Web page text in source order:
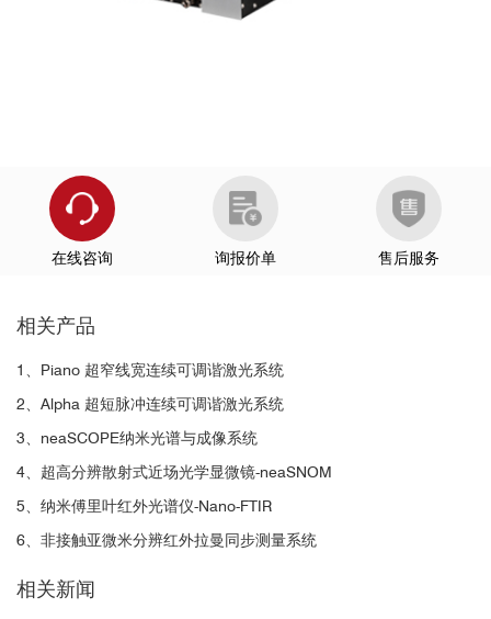
Nat. Commun.
在线咨询 询报价单 售后服务
相关产品
1、Piano 超窄线宽连续可调谐激光系统
2、Alpha 超短脉冲连续可调谐激光系统
3、neaSCOPE纳米光谱与成像系统
4、超高分辨散射式近场光学显微镜-neaSNOM
5、纳米傅里叶红外光谱仪-Nano-FTIR
6、非接触亚微米分辨红外拉曼同步测量系统
相关新闻